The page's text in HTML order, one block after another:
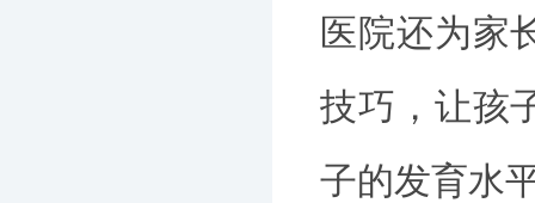
医院还为家
技巧，让孩
子的发育水